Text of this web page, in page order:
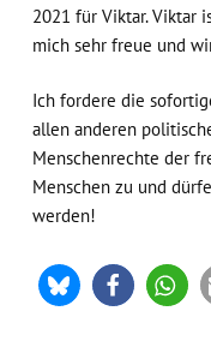
2021 für Viktar. Viktar
mich sehr freue und
Ich fordere die
allen anderen
Menschenrechte der
Menschen zu und
werden!